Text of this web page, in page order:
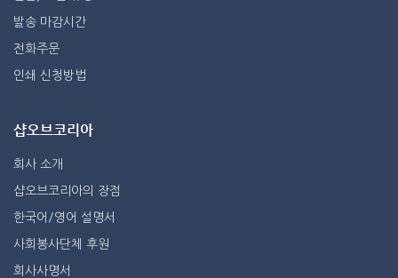
발송 마감시간
전화주문
인쇄 신청방법
샵오브코리아
회사 소개
샵오브코리아의 장점
한국어/영어 설명서
사회봉사단체 후원
회사사명서